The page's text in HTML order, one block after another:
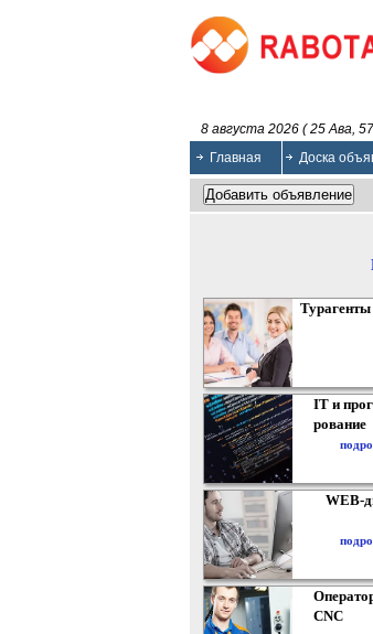
8 августа 2026 ( 25 Ава,
Главная
Доска
Турагенты
IT и
рование
WEB-
CNC